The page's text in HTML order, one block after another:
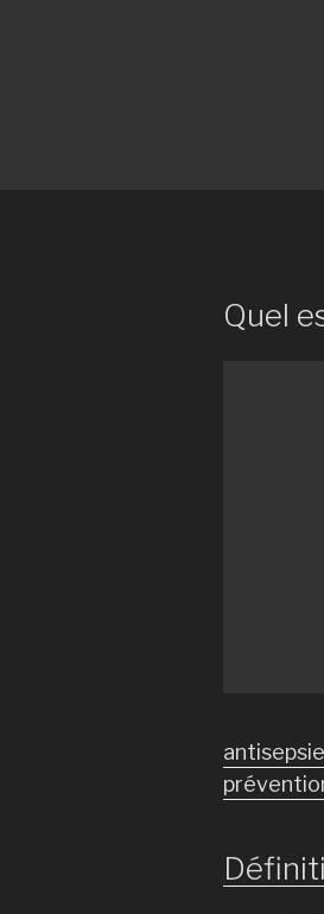
Quel
antisepsie